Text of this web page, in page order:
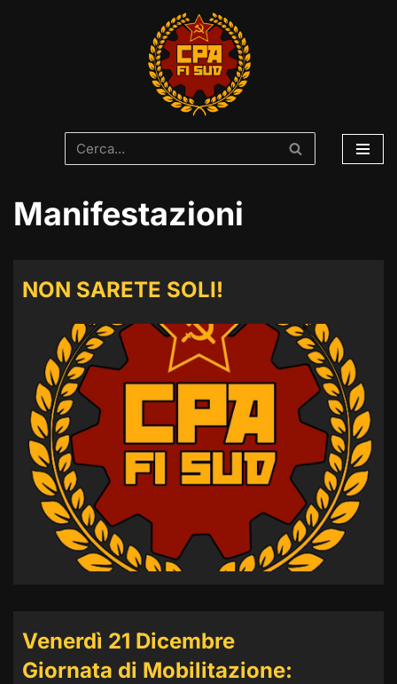
Manifestazioni
NON SARETE SOLI!
Venerdì 21 Dicembre
Giornata di Mobilitazione: